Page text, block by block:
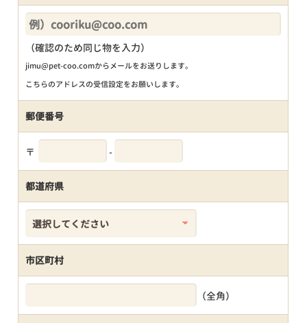
（確認のため同じ物を入力）
jimu@pet-coo.comからメールをお送りします。
こちらのアドレスの受信設定をお願いします。
郵便番号
〒 -
都道府県
市区町村
（全角）